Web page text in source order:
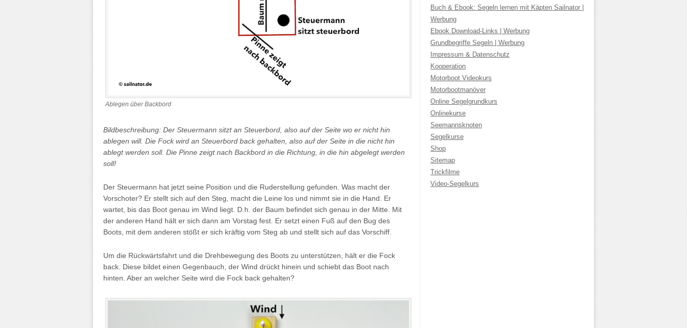
Ablegen über Backbord
Bildbeschreibung: Der Steuermann sitzt an Steuerbord, also auf der Seite wo er nicht hin
ablegen will. Die Fock wird an Steuerbord back gehalten, also auf der Seite in die nicht hin
ablegt werden soll. Die Pinne zeigt nach Backbord in die Richtung, in die hin abgelegt werden
soll!
Der Steuermann hat jetzt seine Position und die Ruderstellung gefunden. Was macht der
Vorschoter? Er stellt sich auf den Steg, macht die Leine los und nimmt sie in die Hand. Er
wartet, bis das Boot genau im Wind liegt. D.h. der Baum befindet sich genau in der Mitte. Mit
der anderen Hand hält er sich dann am Vorstag fest. Er setzt einen Fuß auf den Bug des
Boots, mit dem anderen stößt er sich kräftig vom Steg ab und stellt sich auf das Vorschiff.
Um die Rückwärtsfahrt und die Drehbewegung des Boots zu unterstützen, hält er die Fock
back. Diese bildet einen Gegenbauch, der Wind drückt hinein und schiebt das Boot nach
hinten. Aber an welcher Seite wird die Fock back gehalten?
Buch & Ebook: Segeln lernen mit Käpten Sailnator |
Werbung
Ebook Download-Links | Werbung
Grundbegriffe Segeln | Werbung
Impressum & Datenschutz
Kooperation
Motorboot Videokurs
Motorbootmanöver
Online Segelgrundkurs
Onlinekurse
Seemannsknoten
Segelkurse
Shop
Sitemap
Trickfilme
Video-Segelkurs